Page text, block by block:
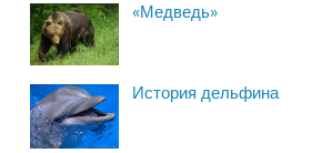
«Медведь»
История дельфина